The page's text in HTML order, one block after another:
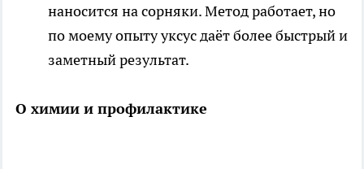
наносится на сорняки. Метод работает, но
по моему опыту уксус даёт более быстрый и
заметный результат.
О химии и профилактике